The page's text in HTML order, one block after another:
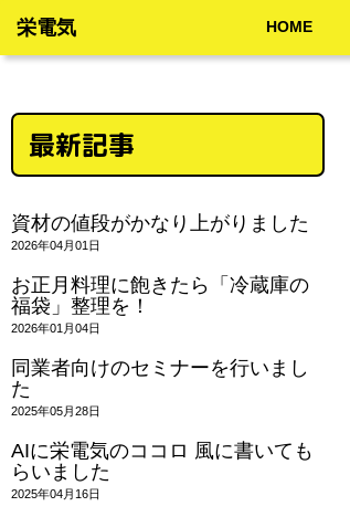
栄電気 HOME
最新記事
資材の値段がかなり上がりました
2026年04月01日
お正月料理に飽きたら「冷蔵庫の
福袋」整理を！
2026年01月04日
同業者向けのセミナーを行いまし
た
2025年05月28日
AIに栄電気のココロ 風に書いても
らいました
2025年04月16日